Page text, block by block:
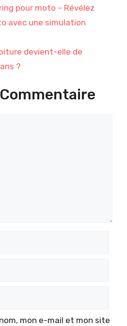
pour moto – Révélez
avec une simulation
devient-elle de
?
mon e-mail et mon site